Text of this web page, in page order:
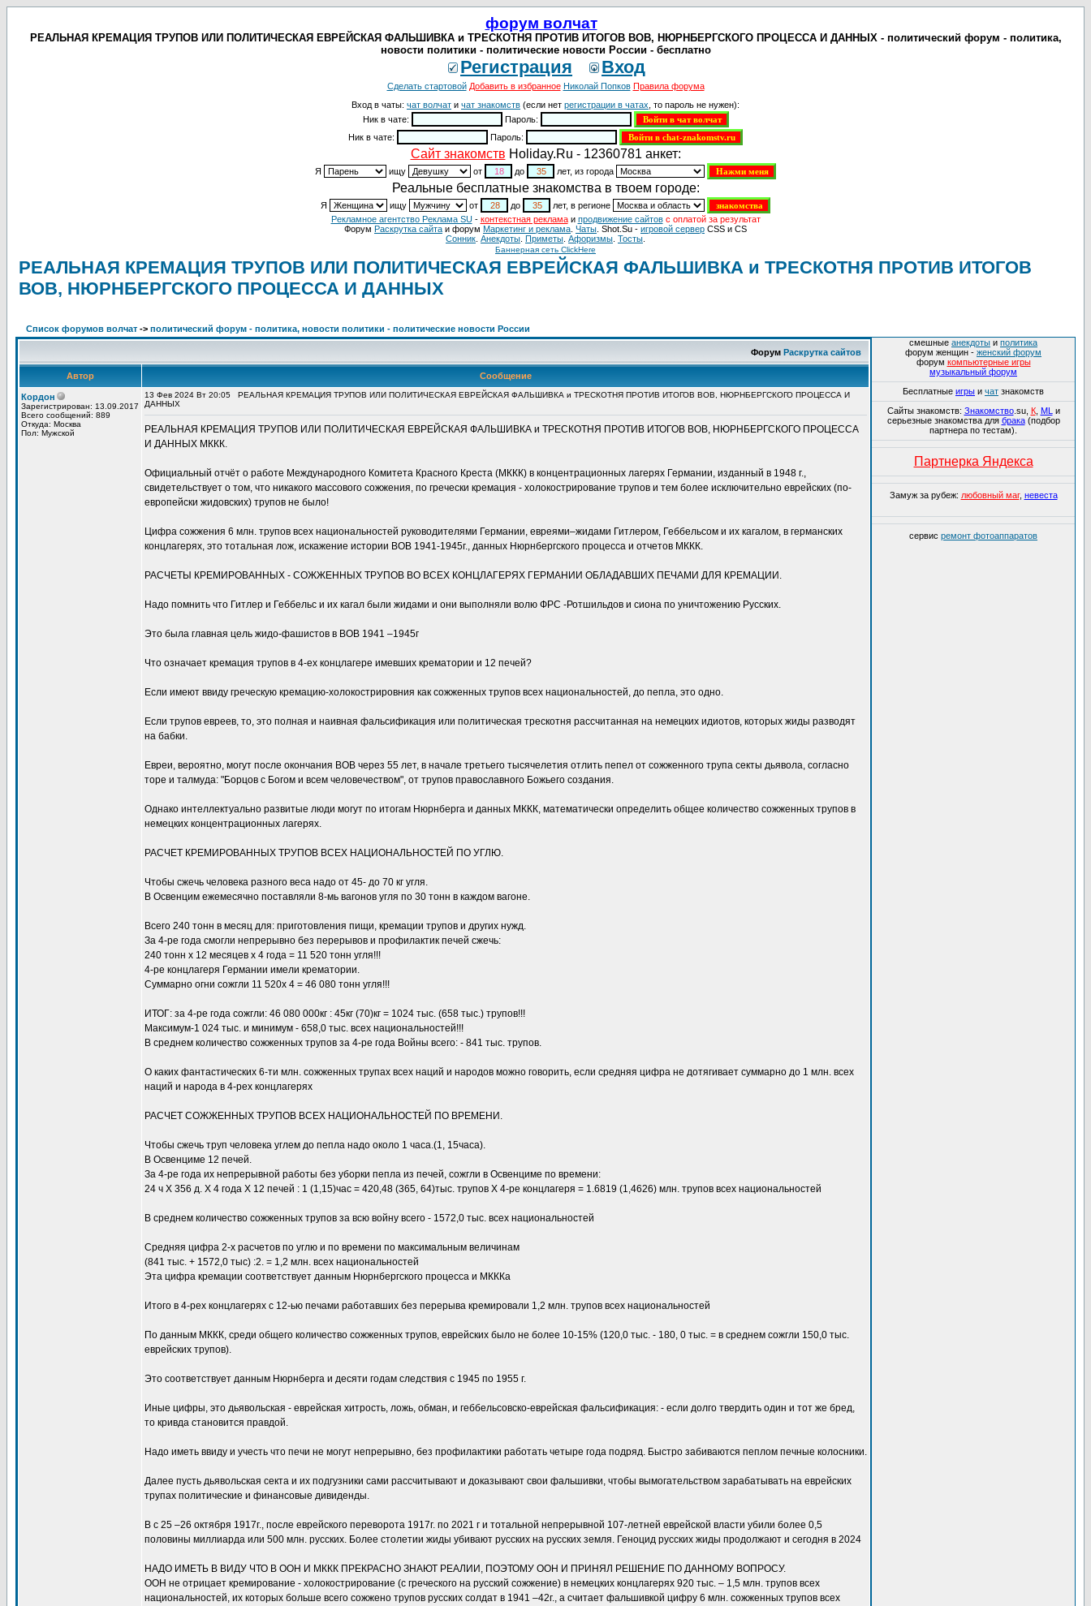
форум волчат
РЕАЛЬНАЯ КРЕМАЦИЯ ТРУПОВ ИЛИ ПОЛИТИЧЕСКАЯ ЕВРЕЙСКАЯ ФАЛЬШИВКА и ТРЕСКОТНЯ ПРОТИВ ИТОГОВ ВОВ, НЮРНБЕРГСКОГО ПРОЦЕССА И ДАННЫХ - политический форум - политика,
новости политики - политические новости России - бесплатно
Регистрация Вход
Сделать стартовой Добавить в избранное Николай Попков Правила форума
Вход в чаты: чат волчат и чат знакомств (если нет регистрации в чатах , то пароль не нужен):
Ник в чате:
Пароль:
Ник в чате:
Пароль:
Cайт знакомств Holiday.Ru - 12360781 анкет:
Я ищу от до лет, из города
Реальные бесплатные знакомства в твоем городе:
Я ищу от до
лет, в регионе
Рекламное агентство Реклама SU- контекстная рекламаи продвижение сайтов с оплатой за результат
Форум Раскрутка сайта и форум Маркетинг и реклама Чаты . Shot.Su - игровой сервер CSS и CS
Сонник Анекдоты Приметы Aфоризмы Тосты
Баннерная сеть ClickHere
РЕАЛЬНАЯ КРЕМАЦИЯ ТРУПОВ ИЛИ ПОЛИТИЧЕСКАЯ ЕВРЕЙСКАЯ ФАЛЬШИВКА и ТРЕСКОТНЯ ПРОТИВ ИТОГОВ
ВОВ, НЮРНБЕРГСКОГО ПРОЦЕССА И ДАННЫХ
Список форумов волчат -> политический форум - политика, новости политики - политические новости России
Форум Раскрутка сайтов
Автор Сообщение
Кордон
Зарегистрирован: 13.09.2017
Всего сообщений: 889
Откуда: Москва
Пол: Мужской
13 Фев 2024 Вт 20:05
РЕАЛЬНАЯ КРЕМАЦИЯ ТРУПОВ ИЛИ ПОЛИТИЧЕСКАЯ ЕВРЕЙСКАЯ ФАЛЬШИВКА и ТРЕСКОТНЯ ПРОТИВ ИТОГОВ ВОВ, НЮРНБЕРГСКОГО ПРОЦЕССА И
ДАННЫХ
РЕАЛЬНАЯ КРЕМАЦИЯ ТРУПОВ ИЛИ ПОЛИТИЧЕСКАЯ ЕВРЕЙСКАЯ ФАЛЬШИВКА и ТРЕСКОТНЯ ПРОТИВ ИТОГОВ ВОВ, НЮРНБЕРГСКОГО ПРОЦЕССА
И ДАННЫХ МККК.
Официальный отчёт о работе Международного Комитета Красного Креста (МККК) в концентрационных лагерях Германии, изданный в 1948 г.,
свидетельствует о том, что никакого массового сожжения, по гречески кремация - холокострирование трупов и тем более исключительно еврейских (по-
европейски жидовских) трупов не было!
Цифра сожжения 6 млн. трупов всех национальностей руководителями Германии, евреями–жидами Гитлером, Геббельсом и их кагалом, в германских
концлагерях, это тотальная лож, искажение истории ВОВ 1941-1945г., данных Нюрнбергского процесса и отчетов МККК.
РАСЧЕТЫ КРЕМИРОВАННЫХ - СОЖЖЕННЫХ ТРУПОВ ВО ВСЕХ КОНЦЛАГЕРЯХ ГЕРМАНИИ ОБЛАДАВШИХ ПЕЧАМИ ДЛЯ КРЕМАЦИИ.
Надо помнить что Гитлер и Геббельс и их кагал были жидами и они выполняли волю ФРС -Ротшильдов и сиона по уничтожению Русских.
Это была главная цель жидо-фашистов в ВОВ 1941 –1945г
Что означает кремация трупов в 4-ех концлагере имевших крематории и 12 печей?
Если имеют ввиду греческую кремацию-холокострировния как сожженных трупов всех национальностей, до пепла, это одно.
Если трупов евреев, то, это полная и наивная фальсификация или политическая трескотня рассчитанная на немецких идиотов, которых жиды разводят
на бабки.
Евреи, вероятно, могут после окончания ВОВ через 55 лет, в начале третьего тысячелетия отлить пепел от сожженного трупа секты дьявола, согласно
торе и талмуда: "Борцов с Богом и всем человечеством", от трупов православного Божьего создания.
Однако интеллектуально развитые люди могут по итогам Нюрнберга и данных МККК, математически определить общее количество сожженных трупов в
немецких концентрационных лагерях.
РАСЧЕТ КРЕМИРОВАННЫХ ТРУПОВ ВСЕХ НАЦИОНАЛЬНОСТЕЙ ПО УГЛЮ.
Чтобы сжечь человека разного веса надо от 45- до 70 кг угля.
В Освенцим ежемесячно поставляли 8-мь вагонов угля по 30 тонн в каждом вагоне.
Всего 240 тонн в месяц для: приготовления пищи, кремации трупов и других нужд.
За 4-ре года смогли непрерывно без перерывов и профилактик печей сжечь:
240 тонн х 12 месяцев х 4 года = 11 520 тонн угля!!!
4-ре концлагеря Германии имели крематории.
Суммарно огни сожгли 11 520х 4 = 46 080 тонн угля!!!
ИТОГ: за 4-ре года сожгли: 46 080 000кг : 45кг (70)кг = 1024 тыс. (658 тыс.) трупов!!!
Максимум-1 024 тыс. и минимум - 658,0 тыс. всех национальностей!!!
В среднем количество сожженных трупов за 4-ре года Войны всего: - 841 тыс. трупов.
О каких фантастических 6-ти млн. сожженных трупах всех наций и народов можно говорить, если средняя цифра не дотягивает суммарно до 1 млн. всех
наций и народа в 4-рех концлагерях
РАСЧЕТ СОЖЖЕННЫХ ТРУПОВ ВСЕХ НАЦИОНАЛЬНОСТЕЙ ПО ВРЕМЕНИ.
Чтобы сжечь труп человека углем до пепла надо около 1 часа.(1, 15часа).
В Освенциме 12 печей.
За 4-ре года их непрерывной работы без уборки пепла из печей, сожгли в Освенциме по времени:
24 ч Х 356 д. Х 4 года Х 12 печей : 1 (1,15)час = 420,48 (365, 64)тыс. трупов Х 4-ре концлагеря = 1.6819 (1,4626) млн. трупов всех национальностей
В среднем количество сожженных трупов за всю войну всего - 1572,0 тыс. всех национальностей
Средняя цифра 2-х расчетов по углю и по времени по максимальным величинам
(841 тыс. + 1572,0 тыс) :2. = 1,2 млн. всех национальностей
Эта цифра кремации соответствует данным Нюрнбергского процесса и МКККа
Итого в 4-рех концлагерях с 12-ью печами работавших без перерыва кремировали 1,2 млн. трупов всех национальностей
По данным МККК, среди общего количество сожженных трупов, еврейских было не более 10-15% (120,0 тыс. - 180, 0 тыс. = в среднем сожгли 150,0 тыс.
еврейских трупов).
Это соответствует данным Нюрнберга и десяти годам следствия с 1945 по 1955 г.
Иные цифры, это дьявольская - еврейская хитрость, ложь, обман, и геббельсовско-еврейская фальсификация: - если долго твердить один и тот же бред,
то кривда становится правдой.
Надо иметь ввиду и учесть что печи не могут непрерывно, без профилактики работать четыре года подряд. Быстро забиваются пеплом печные колосники.
Далее пусть дьявольская секта и их подгузники сами рассчитывают и доказывают свои фальшивки, чтобы вымогательством зарабатывать на еврейских
трупах политические и финансовые дивиденды.
В с 25 –26 октября 1917г., после еврейского переворота 1917г. по 2021 г и тотальной непрерывной 107-летней еврейской власти убили более 0,5
половины миллиарда или 500 млн. русских. Более столетии жиды убивают русских на русских земля. Геноцид русских жиды продолжают и сегодня в 2024
НАДО ИМЕТЬ В ВИДУ ЧТО В ООН И МККК ПРЕКРАСНО ЗНАЮТ РЕАЛИИ, ПОЭТОМУ ООН И ПРИНЯЛ РЕШЕНИЕ ПО ДАННОМУ ВОПРОСУ.
ООН не отрицает кремирование - холокострирование (с греческого на русский сожжение) в немецких концлагерях 920 тыс. – 1,5 млн. трупов всех
национальностей, их которых больше всего сожжено трупов русских солдат в 1941 –42г., а считает фальшивкой цифру 6 млн. сожженных трупов всех
смешные анекдоты и политика
форум женщин - женский форум
форум компьютерные игры
музыкальный форум
Бесплатные игры и чат знакомств
Сайты знакомств: Знакомство.su, К, ML и
серьезные знакомства для брака(подбор
партнера по тестам).
Партнерка Яндекса
Замуж за рубеж: любовный маг, невеста
сервис ремонт фотоаппаратов